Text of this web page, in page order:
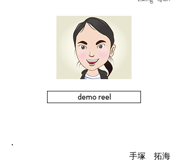
demo reel
手塚 拓海